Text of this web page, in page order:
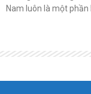
Nam luôn là một